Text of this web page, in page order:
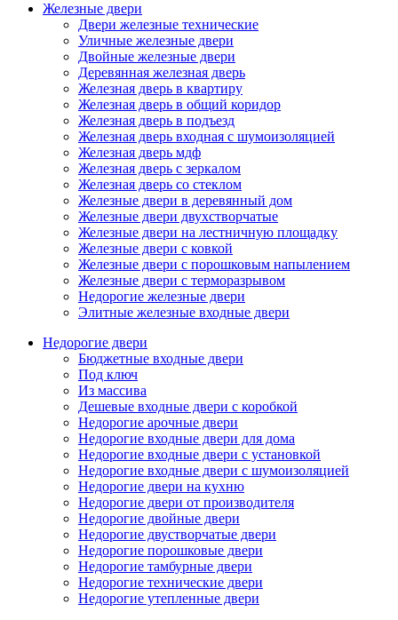
Железные двери
Двери железные технические
Уличные железные двери
Двойные железные двери
Деревянная железная дверь
Железная дверь в квартиру
Железная дверь в общий коридор
Железная дверь в подъезд
Железная дверь входная с шумоизоляцией
Железная дверь мдф
Железная дверь с зеркалом
Железная дверь со стеклом
Железные двери в деревянный дом
Железные двери двухстворчатые
Железные двери на лестничную площадку
Железные двери с ковкой
Железные двери с порошковым напылением
Железные двери с терморазрывом
Недорогие железные двери
Элитные железные входные двери
Недорогие двери
Бюджетные входные двери
Под ключ
Из массива
Дешевые входные двери с коробкой
Недорогие арочные двери
Недорогие входные двери для дома
Недорогие входные двери с установкой
Недорогие входные двери с шумоизоляцией
Недорогие двери на кухню
Недорогие двери от производителя
Недорогие двойные двери
Недорогие двустворчатые двери
Недорогие порошковые двери
Недорогие тамбурные двери
Недорогие технические двери
Недорогие утепленные двери